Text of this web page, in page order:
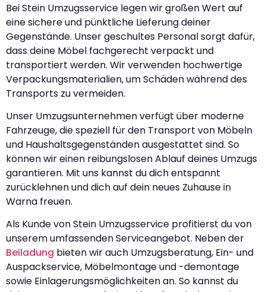
Bei Stein Umzugsservice legen wir großen Wert auf
eine sichere und pünktliche Lieferung deiner
Gegenstände. Unser geschultes Personal sorgt dafür,
dass deine Möbel fachgerecht verpackt und
transportiert werden. Wir verwenden hochwertige
Verpackungsmaterialien, um Schäden während des
Transports zu vermeiden.
Unser Umzugsunternehmen verfügt über moderne
Fahrzeuge, die speziell für den Transport von Möbeln
und Haushaltsgegenständen ausgestattet sind. So
können wir einen reibungslosen Ablauf deines Umzugs
garantieren. Mit uns kannst du dich entspannt
zurücklehnen und dich auf dein neues Zuhause in
Warna freuen.
Als Kunde von Stein Umzugsservice profitierst du von
unserem umfassenden Serviceangebot. Neben der
Beiladung bieten wir auch Umzugsberatung, Ein- und
Auspackservice, Möbelmontage und -demontage
sowie Einlagerungsmöglichkeiten an. So kannst du